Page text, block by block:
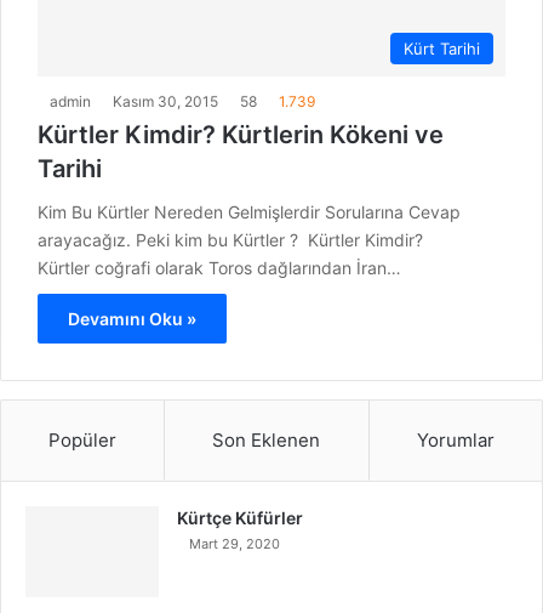
Kürt Tarihi
admin Kasım 30, 2015 58 1.739
Kürtler Kimdir? Kürtlerin Kökeni ve
Tarihi
Kim Bu Kürtler Nereden Gelmişlerdir Sorularına Cevap
arayacağız. Peki kim bu Kürtler ? Kürtler Kimdir?
Kürtler coğrafi olarak Toros dağlarından İran…
Devamını Oku »
Popüler Son Eklenen Yorumlar
Kürtçe Küfürler
Mart 29, 2020